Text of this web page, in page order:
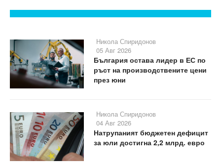
Никола Спиридонов
05 Авг 2026
България остава лидер в ЕС по
ръст на производствените цени
през юни
Никола Спиридонов
04 Авг 2026
Натрупаният бюджетен дефицит
за юли достигна 2,2 млрд. евро